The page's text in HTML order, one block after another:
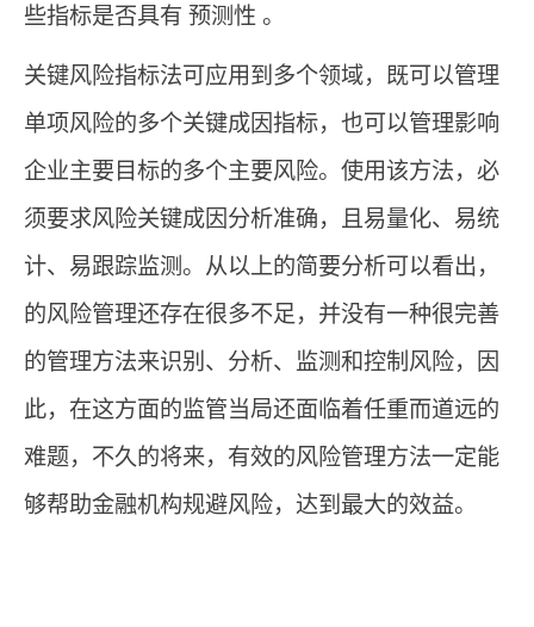
些指标是否具有 预测性 。
关键风险指标法可应用到多个领域，既可以管理
单项风险的多个关键成因指标，也可以管理影响
企业主要目标的多个主要风险。使用该方法，必
须要求风险关键成因分析准确，且易量化、易统
计、易跟踪监测。从以上的简要分析可以看出，
的风险管理还存在很多不足，并没有一种很完善
的管理方法来识别、分析、监测和控制风险，因
此，在这方面的监管当局还面临着任重而道远的
难题，不久的将来，有效的风险管理方法一定能
够帮助金融机构规避风险，达到最大的效益。